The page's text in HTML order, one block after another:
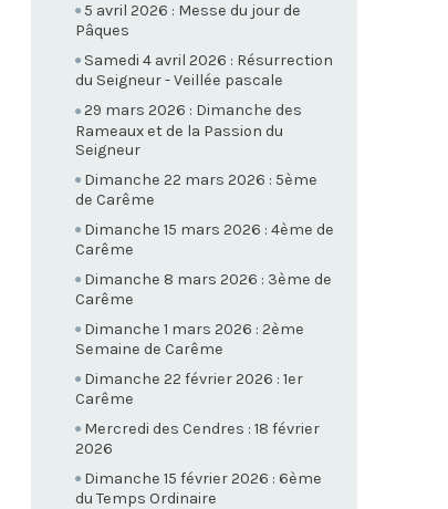
5 avril 2026 : Messe du jour de
Pâques
Samedi 4 avril 2026 : Résurrection
du Seigneur - Veillée pascale
29 mars 2026 : Dimanche des
Rameaux et de la Passion du
Seigneur
Dimanche 22 mars 2026 : 5ème
de Carême
Dimanche 15 mars 2026 : 4ème de
Carême
Dimanche 8 mars 2026 : 3ème de
Carême
Dimanche 1 mars 2026 : 2ème
Semaine de Carême
Dimanche 22 février 2026 : 1er
Carême
Mercredi des Cendres : 18 février
2026
Dimanche 15 février 2026 : 6ème
du Temps Ordinaire